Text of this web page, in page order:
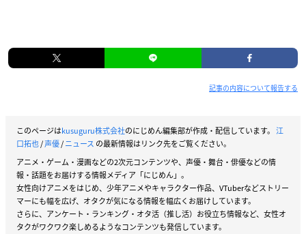
記事の内容について報告する
このページはkusuguru株式会社のにじめん編集部が作成・配信しています。 江
口拓也/声優/ニュース の最新情報はリンク先をご覧ください。
アニメ・ゲーム・漫画などの2次元コンテンツや、声優・舞台・俳優などの情
報・話題をお届けする情報メディア「にじめん」。
女性向けアニメをはじめ、少年アニメやキャラクター作品、VTuberなどストリー
マーにも幅を広げ、オタクが気になる情報を幅広くお届けしています。
さらに、アンケート・ランキング・オタ活（推し活）お役立ち情報など、女性オ
タクがワクワク楽しめるようなコンテンツも発信しています。